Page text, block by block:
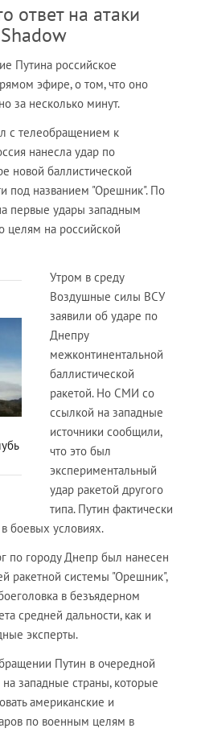
ответ на атаки
Путина российское
эфире, о том, что оно
за несколько минут.
с телеобращением к
нанесла удар по
новой баллистической
под названием "Орешник". По
первые удары западным
на российской
Утром в среду
Воздушные силы ВСУ
заявили об ударе по
Днепру
межконтинентальной
баллистической
ракетой. Но СМИ со
ссылкой на западные
источники сообщили,
что это был
экспериментальный
удар ракетой другого
типа. Путин фактически
боевых условиях.
по городу Днепр был нанесен
ракетной системы "Орешник",
в безъядерном
средней дальности, как и
эксперты.
Путин в очередной
западные страны, которые
американские и
по военным целям в